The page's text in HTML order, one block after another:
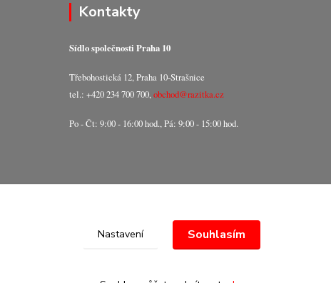
Kontakty
Sídlo společnosti Praha 10
Třebohostická 12, Praha 10-Strašnice
tel.: +420 234 700 700,obchod@razitka.cz
Po - Čt: 9:00 - 16:00 hod., Pá: 9:00 - 15:00 hod.
Nastavení Souhlasím